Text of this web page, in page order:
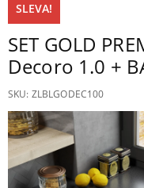
SET GOLD
Decoro 1.0 +
SLEVA!
SKU: ZLBLGODEC100